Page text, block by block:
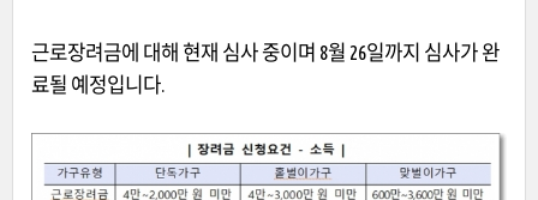
근로장려금에 대해 현재 심사 중이며 8월 26일까지 심사가 완
료될 예정입니다.